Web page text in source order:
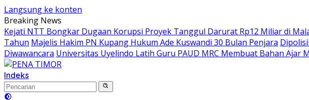
Langsung ke konten
Breaking News
Kejati NTT Bongkar Dugaan Korupsi Proyek Tanggul Darurat Rp12 Miliar di
Tahun Majelis Hakim PN Kupang Hukum Ade Kuswandi 30 Bulan Penjara
Diwawancara Universitas Uyelindo Latih Guru PAUD MRC Membuat Bahan Ajar
Indeks